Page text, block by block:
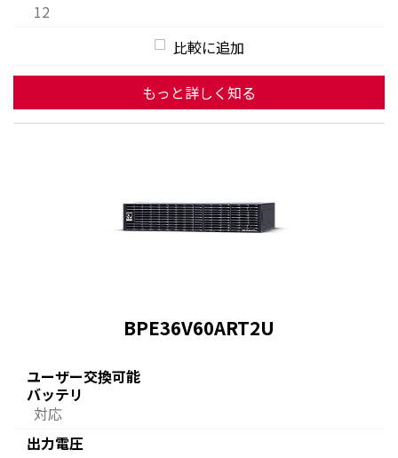
12
比較に追加
もっと詳しく知る
BPE36V60ART2U
ユーザー交換可能
バッテリ
対応
出力電圧